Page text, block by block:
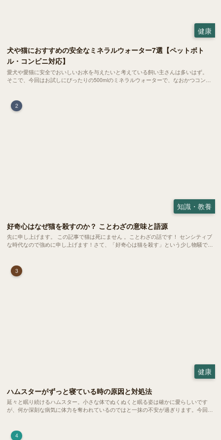
健康
犬や猫におすすめの安全なミネラルウォーター7選【ペットボト
ル・コンビニ対応】
愛犬や愛猫に安全でおいしいお水を与えたいと考えている飼い主さんは多いはず。
そこで、今回はお試しにぴったりの500mlのミネラルウォーターで、なおかつコンビ
2
知識・教養
好奇心はなぜ猫を殺すのか？ ことわざの意味と語源
先に申し上げます。 この記事で猫は死にません 。ことわざの話です！ センシティブ
な時代なので強めに申し上げます！さて、「好奇心は猫を殺す」という少し物騒で、
3
健康
ハムスターがずっと寝ている時の原因と対処法
延々と眠り続けるハムスター。小さな体でぬくぬくと眠る姿は確かに愛らしいです
が、何か深刻な病気に体力を奪われているのではと一抹の不安が過ぎります。今回
4